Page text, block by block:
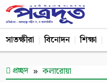
সাতক্ষীরা বিনোদন শিক্ষা
প্রচ্ছদ কলারোয়া